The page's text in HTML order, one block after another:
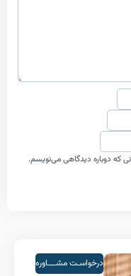
می‌نویسم.
مشــــاوره